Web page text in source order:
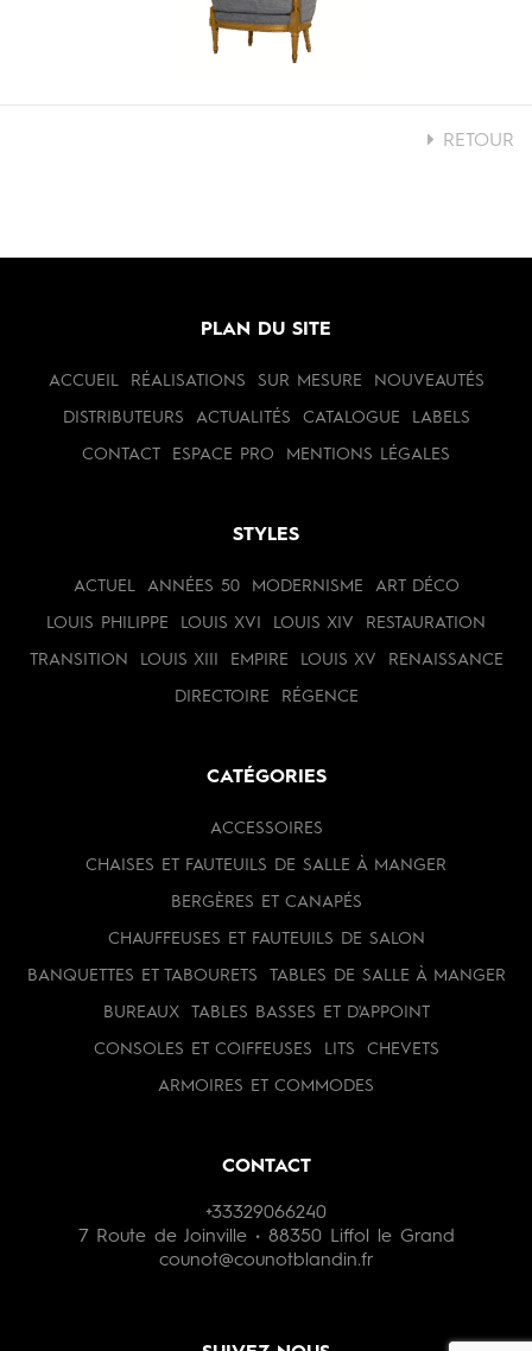
RETOUR
PLAN DU SITE
ACCUEIL RÉALISATIONS SUR MESURE NOUVEAUTÉS
DISTRIBUTEURS ACTUALITÉS CATALOGUE LABELS
CONTACT ESPACE PRO MENTIONS LÉGALES
STYLES
ACTUEL ANNÉES 50 MODERNISME ART DÉCO
LOUIS PHILIPPE LOUIS XVI LOUIS XIV RESTAURATION
TRANSITION LOUIS XIII EMPIRE LOUIS XV RENAISSANCE
DIRECTOIRE RÉGENCE
CATÉGORIES
ACCESSOIRES
CHAISES ET FAUTEUILS DE SALLE À MANGER
BERGÈRES ET CANAPÉS
CHAUFFEUSES ET FAUTEUILS DE SALON
BANQUETTES ET TABOURETS TABLES DE SALLE À MANGER
BUREAUX TABLES BASSES ET D'APPOINT
CONSOLES ET COIFFEUSES LITS CHEVETS
ARMOIRES ET COMMODES
CONTACT
+33329066240
7 Route de Joinville • 88350 Liffol le Grand
counot@counotblandin.fr